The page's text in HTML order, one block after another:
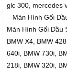
glc 300, mercedes
– Màn Hình Gối
Màn Hình Gối Đầu
BMW X4, BMW
640i, BMW 730i,
218i, BMW 320i,